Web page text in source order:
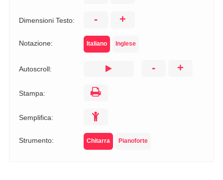
Dimensioni Testo: - +
Notazione: Italiano Inglese
Autoscroll: - +
Stampa:
Semplifica:
Strumento: Chitarra Pianoforte